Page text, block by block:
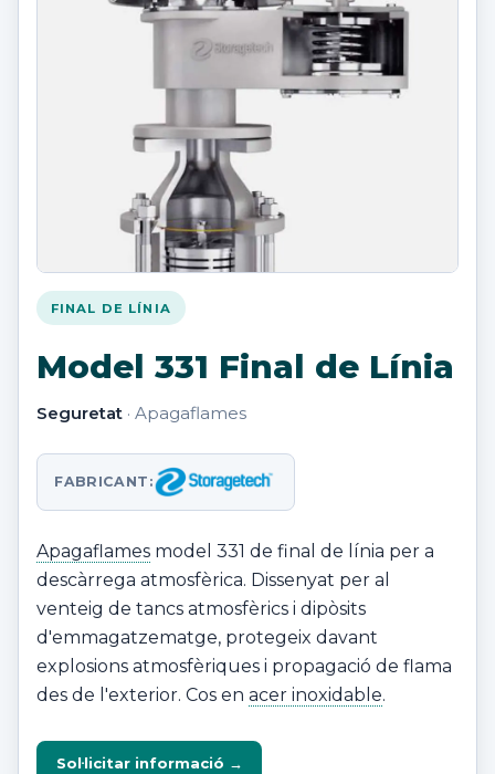
FINAL DE LÍNIA
Model 331 Final de Línia
Seguretat · Apagaflames
FABRICANT:
Apagaflames model 331 de final de línia per a
descàrrega atmosfèrica. Dissenyat per al
venteig de tancs atmosfèrics i dipòsits
d'emmagatzematge, protegeix davant
explosions atmosfèriques i propagació de flama
des de l'exterior. Cos en acer inoxidable.
Sol·licitar informació →